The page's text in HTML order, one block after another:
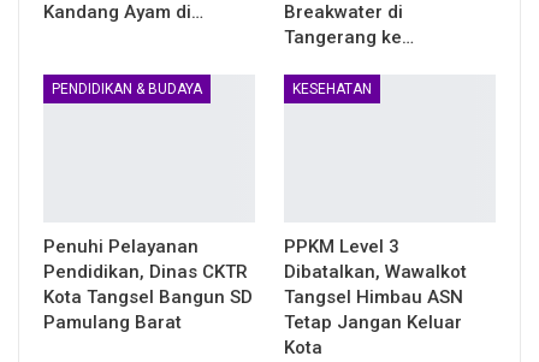
Kandang Ayam di…
Breakwater di
Tangerang ke…
PENDIDIKAN & BUDAYA
Penuhi Pelayanan
Pendidikan, Dinas CKTR
Kota Tangsel Bangun SD
Pamulang Barat
KESEHATAN
PPKM Level 3
Dibatalkan, Wawalkot
Tangsel Himbau ASN
Tetap Jangan Keluar
Kota